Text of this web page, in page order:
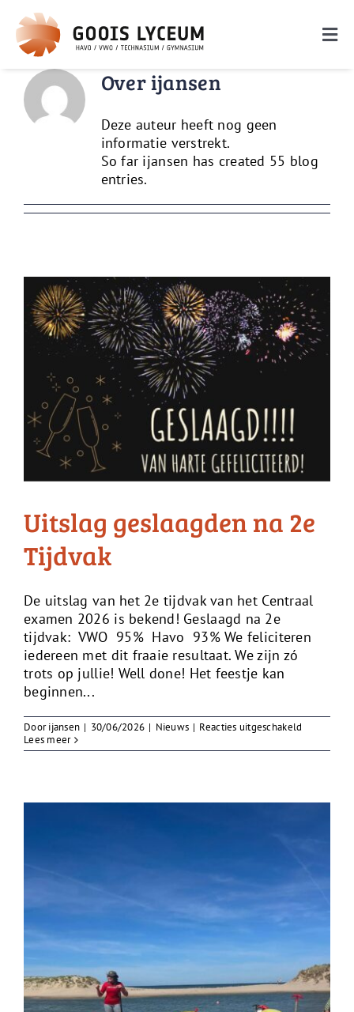
naar
inhoud
De school
Onderwijs
Leerlingen
Zoeken
naar:
Overijansen
Deze auteur heeft nog geen
informatie verstrekt.
So far ijansen has created 55 blog
entries.
Uitslag geslaagden na 2e
Tijdvak
De uitslag van het 2e tijdvak van het Centraal
examen 2026 is bekend! Geslaagd na 2e
tijdvak: VWO 95% Havo 93% We feliciteren
iedereen met dit fraaie resultaat. We zijn zó
trots op jullie! Well done! Het feestje kan
beginnen...
Doorijansen | 30/06/2026 | Nieuws | Reacties uitgeschakeld
geslaagden
Lees meer